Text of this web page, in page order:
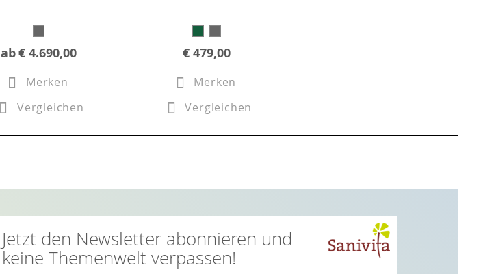
ab€ 4.690,00
Merken
Vergleichen
€ 479,00
Merken
Vergleichen
Jetzt den Newsletter abonnieren und
keine Themenwelt verpassen!